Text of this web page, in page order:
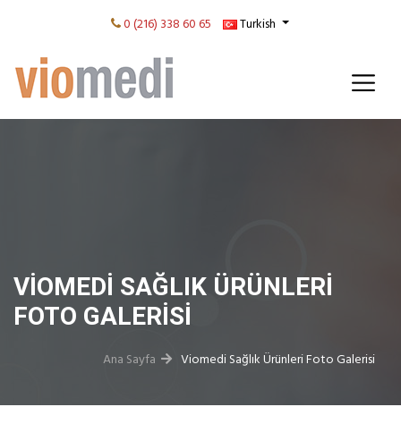
0 (216) 338 60 65 Turkish
VIOMEDI SAĞLIK ÜRÜNLERI
FOTO GALERISI
Ana Sayfa Viomedi Sağlık Ürünleri Foto Galerisi